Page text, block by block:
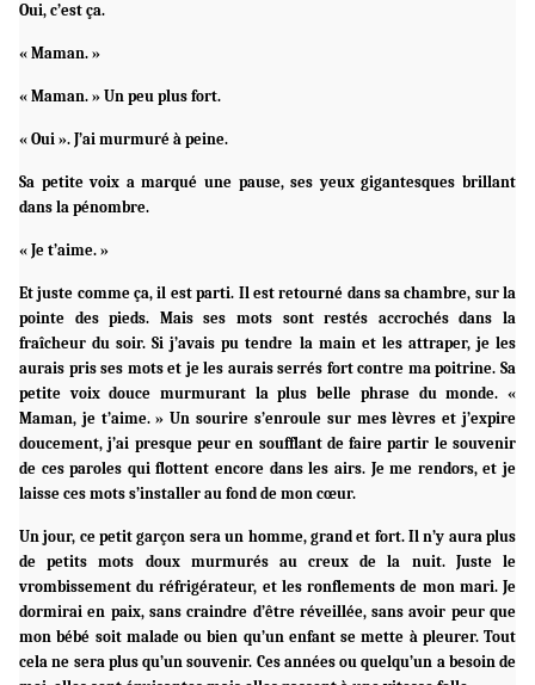
Oui, c’est ça.
« Maman. »
« Maman. » Un peu plus fort.
« Oui ». J’ai murmuré à peine.
Sa petite voix a marqué une pause, ses yeux gigantesques brillant
dans la pénombre.
« Je t’aime. »
Et juste comme ça, il est parti. Il est retourné dans sa chambre, sur la
pointe des pieds. Mais ses mots sont restés accrochés dans la
fraîcheur du soir. Si j’avais pu tendre la main et les attraper, je les
aurais pris ses mots et je les aurais serrés fort contre ma poitrine. Sa
petite voix douce murmurant la plus belle phrase du monde. «
Maman, je t’aime. » Un sourire s’enroule sur mes lèvres et j’expire
doucement, j’ai presque peur en soufflant de faire partir le souvenir
de ces paroles qui flottent encore dans les airs. Je me rendors, et je
laisse ces mots s’installer au fond de mon cœur.
Un jour, ce petit garçon sera un homme, grand et fort. Il n’y aura plus
de petits mots doux murmurés au creux de la nuit. Juste le
vrombissement du réfrigérateur, et les ronflements de mon mari. Je
dormirai en paix, sans craindre d’être réveillée, sans avoir peur que
mon bébé soit malade ou bien qu’un enfant se mette à pleurer. Tout
cela ne sera plus qu’un souvenir. Ces années ou quelqu’un a besoin de